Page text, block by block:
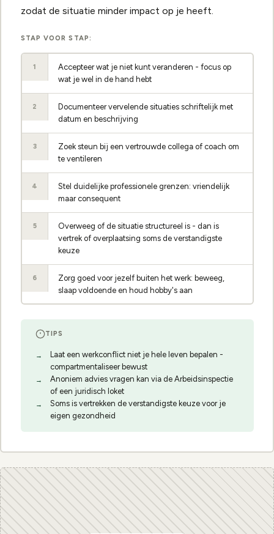
zodat de situatie minder impact op je heeft.
STAP VOOR STAP:
1
Accepteer wat je niet kunt veranderen - focus op
wat je wel in de hand hebt
2
Documenteer vervelende situaties schriftelijk met
datum en beschrijving
3
Zoek steun bij een vertrouwde collega of coach om
te ventileren
4
Stel duidelijke professionele grenzen: vriendelijk
maar consequent
5
Overweeg of de situatie structureel is - dan is
vertrek of overplaatsing soms de verstandigste
keuze
6
Zorg goed voor jezelf buiten het werk: beweeg,
slaap voldoende en houd hobby's aan
TIPS
Laat een werkconflict niet je hele leven bepalen -
compartmentaliseer bewust
Anoniem advies vragen kan via de Arbeidsinspectie
of een juridisch loket
Soms is vertrekken de verstandigste keuze voor je
eigen gezondheid